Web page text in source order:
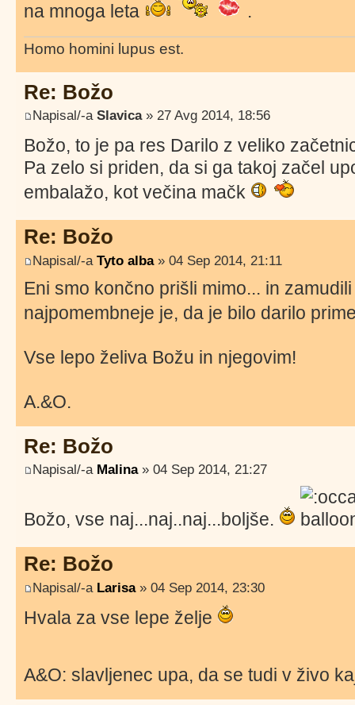
na mnoga leta
.
Homo homini lupus est.
Re: Božo
Napisal/-a Slavica» 27 Avg 2014, 18:56
Božo, to je pa res Darilo z veliko
Pa zelo si priden, da si ga takoj začel
embalažo, kot večina mačk
Re: Božo
Napisal/-a Tyto alba» 04 Sep 2014, 21:11
Eni smo končno prišli mimo... in
najpomembneje je, da je bilo darilo
Vse lepo želiva Božu in njegovim!
A.&O.
Re: Božo
Napisal/-a Malina» 04 Sep 2014, 21:27
Božo, vse naj...naj..naj...boljše.
Re: Božo
Napisal/-a Larisa» 04 Sep 2014, 23:30
Hvala za vse lepe želje
A&O: slavljenec upa, da se tudi v živo